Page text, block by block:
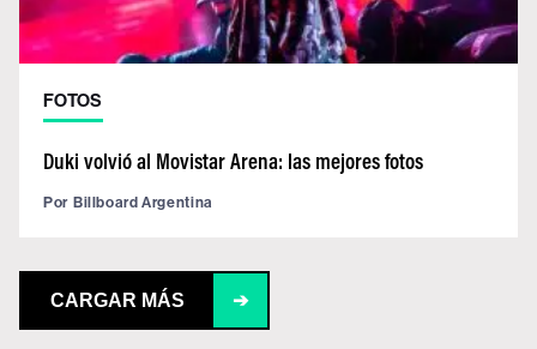
FOTOS
Duki volvió al Movistar Arena: las mejores fotos
Por Billboard Argentina
CARGAR MÁS ➔